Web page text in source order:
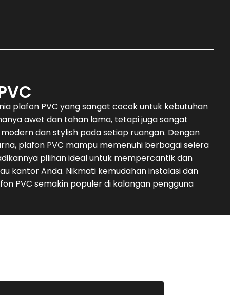
plafon PVC yang sangat cocok untuk kebutuhan
awet dan tahan lama, tetapi juga sangat
dan stylish pada setiap ruangan. Dengan
plafon PVC mampu memenuhi berbagai selera
pilihan ideal untuk mempercantik dan
kantor Anda. Nikmati kemudahan instalasi dan
PVC semakin populer di kalangan pengguna